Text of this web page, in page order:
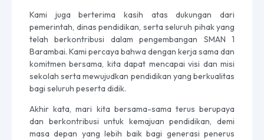
Kami juga berterima kasih atas dukungan dari
pemerintah, dinas pendidikan, serta seluruh pihak yang
telah berkontribusi dalam pengembangan SMAN 1
Barambai. Kami percaya bahwa dengan kerja sama dan
komitmen bersama, kita dapat mencapai visi dan misi
sekolah serta mewujudkan pendidikan yang berkualitas
bagi seluruh peserta didik.
Akhir kata, mari kita bersama-sama terus berupaya
dan berkontribusi untuk kemajuan pendidikan, demi
masa depan yang lebih baik bagi generasi penerus